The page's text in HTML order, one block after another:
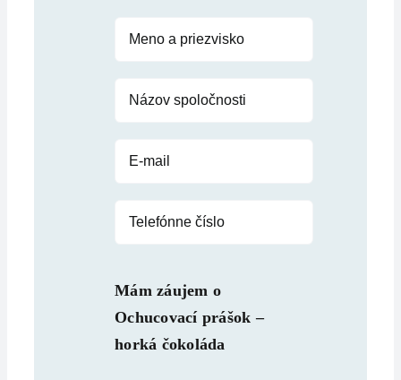
Mám záujem o
Ochucovací prášok –
horká čokoláda